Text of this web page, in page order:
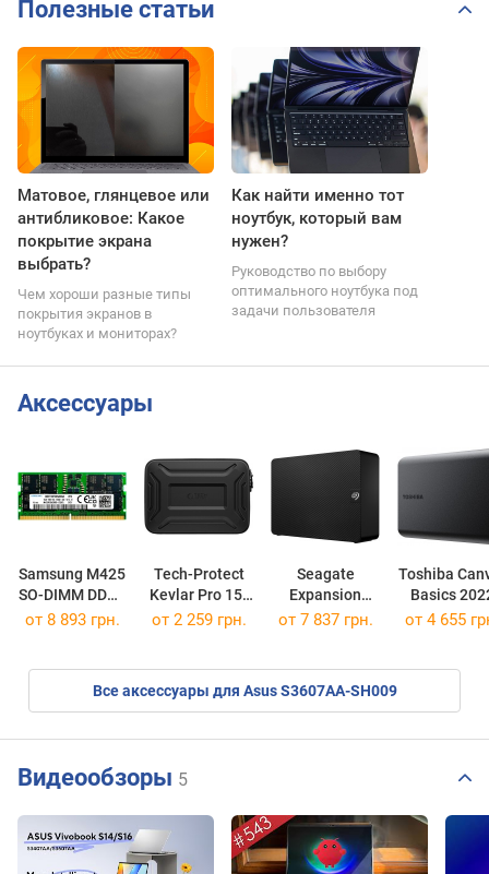
Полезные статьи
Матовое, глянцевое или
антибликовое: Какое
покрытие экрана
выбрать?
Чем хороши разные типы
покрытия экранов в
ноутбуках и мониторах?
Как найти именно тот
ноутбук, который вам
нужен?
Руководство по выбору
оптимального ноутбука под
задачи пользователя
Аксессуары
Samsung M425
SO-DIMM DDR5
1x16GB
Tech-Protect
Kevlar Pro 15-
16
Seagate
Expansion
STKP
Toshiba
Basics
от 8 893 грн. от 2 259 грн. от 7 837 грн. от 4 655
Все аксессуары для Asus S3607AA-SH009
Видеообзоры 5